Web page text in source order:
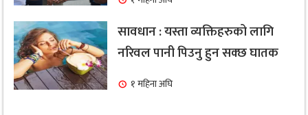
सावधान : यस्ता व्यक्तिहरुको लागि
नरिवल पानी पिउनु हुन सक्छ घातक
१ महिना अघि